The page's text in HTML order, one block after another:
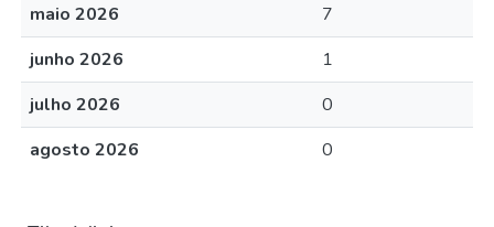
maio 2026
7
junho 2026
1
julho 2026
0
agosto 2026
0